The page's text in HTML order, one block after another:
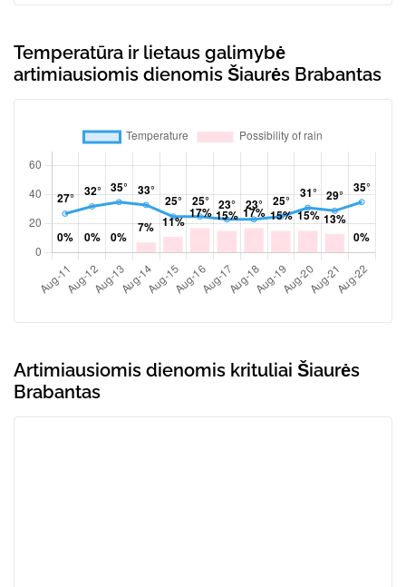
Temperatūra ir lietaus galimybė
artimiausiomis dienomis Šiaurės Brabantas
Artimiausiomis dienomis krituliai Šiaurės
Brabantas